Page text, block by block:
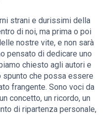
strani e durissimi della
di noi, ma prima o poi
nostre vite, e non sarà
pensato di dedicare uno
chiesto agli autori e
spunto che possa essere
frangente. Sono voci da
concetto, un ricordo, un
di ripartenza personale,